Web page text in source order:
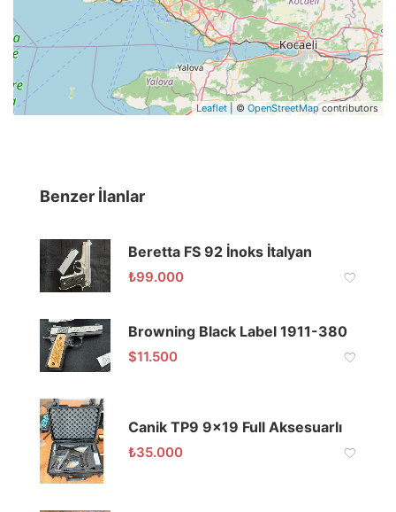
Leaflet| © OpenStreetMapcontributors
Benzer İlanlar
Beretta FS 92 İnoks İtalyan
₺99.000
Browning Black Label 1911-380
$11.500
Canik TP9 9×19 Full Aksesuarlı
₺35.000